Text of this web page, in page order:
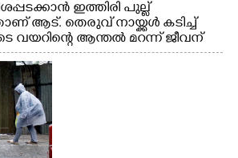
ഇത്തിരി പുല്ല്
ആട്. തെരുവ് നായ്ക്കൾ കടിച്ച്
വയറിന്റെ ആന്തൽ മറന്ന് ജീവന്
എറണാകുളം വാത്തുരുത്തിയിൽ